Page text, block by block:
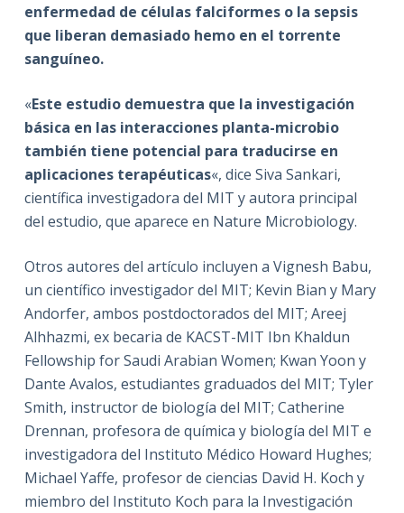
enfermedad de células falciformes o la sepsis
que liberan demasiado hemo en el torrente
sanguíneo.
«Este estudio demuestra que la investigación
básica en las interacciones planta-microbio
también tiene potencial para traducirse en
aplicaciones terapéuticas«, dice Siva Sankari,
científica investigadora del MIT y autora principal
del estudio, que aparece en Nature Microbiology.
Otros autores del artículo incluyen a Vignesh Babu,
un científico investigador del MIT; Kevin Bian y Mary
Andorfer, ambos postdoctorados del MIT; Areej
Alhhazmi, ex becaria de KACST-MIT Ibn Khaldun
Fellowship for Saudi Arabian Women; Kwan Yoon y
Dante Avalos, estudiantes graduados del MIT; Tyler
Smith, instructor de biología del MIT; Catherine
Drennan, profesora de química y biología del MIT e
investigadora del Instituto Médico Howard Hughes;
Michael Yaffe, profesor de ciencias David H. Koch y
miembro del Instituto Koch para la Investigación